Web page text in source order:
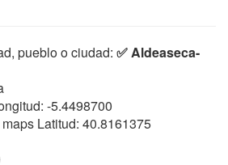
pueblo o ciudad: ✅ Aldeaseca-
-5.4498700
Latitud: 40.8161375